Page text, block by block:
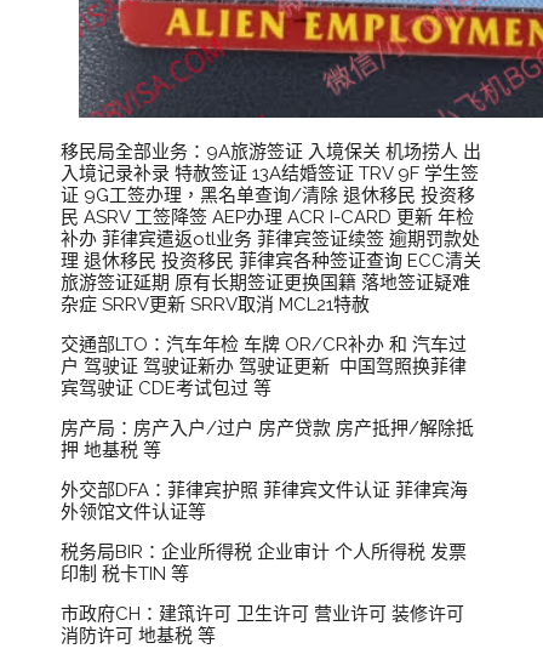
移民局全部业务：9A旅游签证 入境保关 机场捞人 出
入境记录补录 特赦签证 13A结婚签证 TRV 9F 学生签
证 9G工签办理，黑名单查询/清除 退休移民 投资移
民 ASRV 工签降签 AEP办理 ACR I-CARD 更新 年检
补办 菲律宾遣返otl业务 菲律宾签证续签 逾期罚款处
理 退休移民 投资移民 菲律宾各种签证查询 ECC清关
旅游签证延期 原有长期签证更换国籍 落地签证疑难
杂症 SRRV更新 SRRV取消 MCL21特赦
交通部LTO：汽车年检 车牌 OR/CR补办 和 汽车过
户 驾驶证 驾驶证新办 驾驶证更新 中国驾照换菲律
宾驾驶证 CDE考试包过 等
房产局：房产入户/过户 房产贷款 房产抵押/解除抵
押 地基税 等
外交部DFA：菲律宾护照 菲律宾文件认证 菲律宾海
外领馆文件认证等
税务局BIR：企业所得税 企业审计 个人所得税 发票
印制 税卡TIN 等
市政府CH：建筑许可 卫生许可 营业许可 装修许可
消防许可 地基税 等